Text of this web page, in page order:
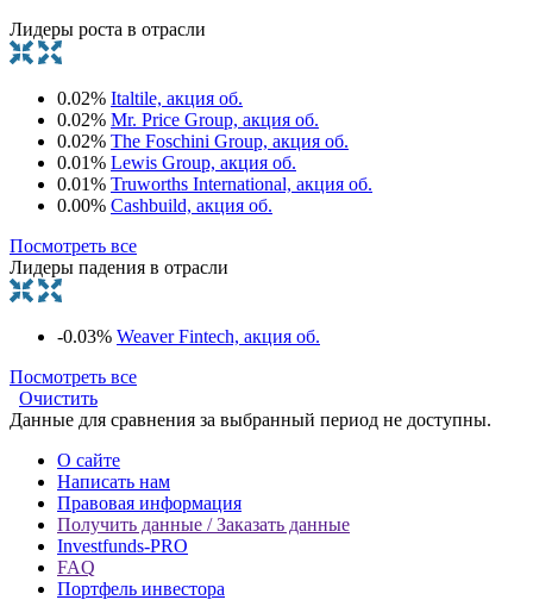
Лидеры роста в отрасли
0.02% Italtile, акция об.
0.02% Mr. Price Group, акция об.
0.02% The Foschini Group, акция об.
0.01% Lewis Group, акция об.
0.01% Truworths International, акция об.
0.00% Cashbuild, акция об.
Посмотреть все
Лидеры падения в отрасли
-0.03% Weaver Fintech, акция об.
Посмотреть все
Очистить
Данные для сравнения за выбранный период не доступны.
О сайте
Написать нам
Правовая информация
Получить данные / Заказать данные
Investfunds-PRO
FAQ
Портфель инвестора